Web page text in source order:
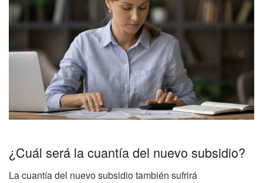
¿Cuál será la cuantía del nuevo subsidio?
La cuantía del nuevo subsidio también sufrirá